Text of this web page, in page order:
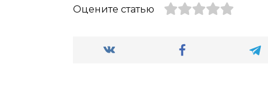
Оцените статью